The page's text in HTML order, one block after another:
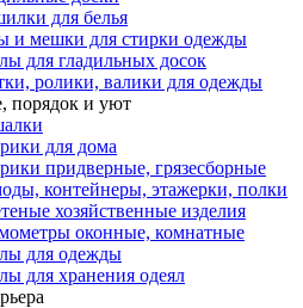
для белья
и мешки для стирки одежды
для гладильных досок
ролики, валики для одежды
порядок и уют
для дома
придверные, грязесборные
контейнеры, этажерки, полки
хозяйственные изделия
оконные, комнатные
для одежды
для хранения одеял